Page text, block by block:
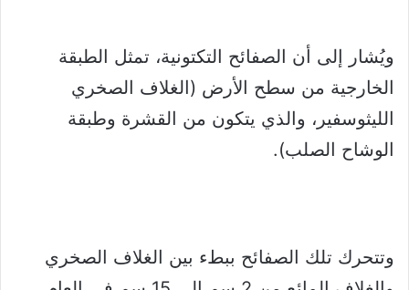
ويُشار إلى أن الصفائح التكتونية، تمثل الطبقة
الخارجية من سطح الأرض (الغلاف الصخري
الليثوسفير، والذي يتكون من القشرة وطبقة
الوشاح الصلب).
وتتحرك تلك الصفائح ببطء بين الغلاف الصخري